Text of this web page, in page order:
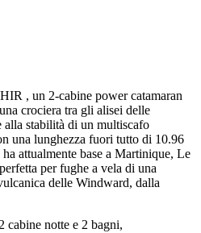
, un 2-cabine power catamaran
crociera tra gli alisei delle
stabilità di un multiscafo
una lunghezza fuori tutto di 10.96
attualmente base a Martinique, Le
per fughe a vela di una
delle Windward, dalla
cabine notte e 2 bagni,